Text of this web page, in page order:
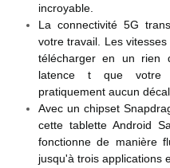
incroyable.
La connectivité 5G
votre travail. Les
télécharger en un rien
latence t que votre
pratiquement aucun
Avec un chipset
cette tablette Android
fonctionne de manière
jusqu'à trois applications